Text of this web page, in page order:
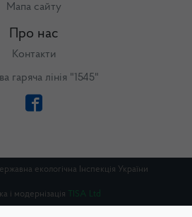
Мапа сайту
Про нас
Контакти
гаряча лінія "1545"
екологічна Інспекція України
і модернізація TISA Ltd